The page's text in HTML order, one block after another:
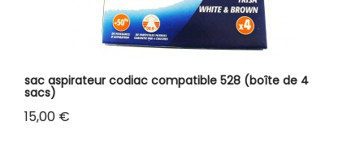
sac aspirateur codiac compatible 528 (boîte de 4
sacs)
Prix
15,00 €